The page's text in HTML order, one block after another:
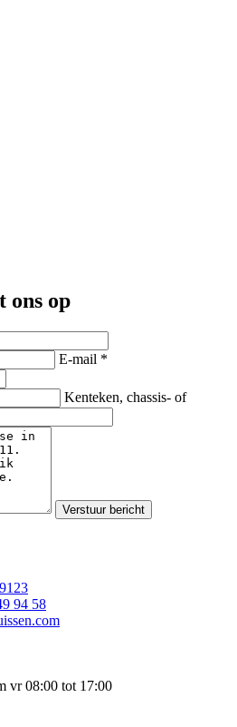
ons op
E-mail *
Kenteken, chassis- of
Verstuur bericht
94 58
vr 08:00 tot 17:00